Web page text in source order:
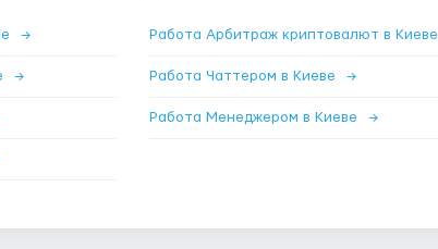
→ Работа Арбитраж криптовалют в Киеве
→ Работа Чаттером в Киеве →
Работа Менеджером в Киеве →